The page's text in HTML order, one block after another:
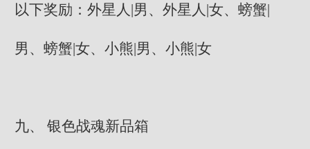
以下奖励：外星人|男、外星人|女、螃蟹|
男、螃蟹|女、小熊|男、小熊|女
九、 银色战魂新品箱